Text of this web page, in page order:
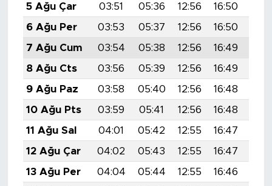
5 Ağu Çar
03:51 05:36 12:56 16:50
6 Ağu Per
03:53 05:37 12:56 16:50
7 Ağu Cum
03:54 05:38 12:56 16:49
8 Ağu Cts
03:56 05:39 12:56 16:49
9 Ağu Paz
03:58 05:40 12:56 16:48
10 Ağu Pts
03:59 05:41 12:56 16:48
11 Ağu Sal
04:01 05:42 12:55 16:47
12 Ağu Çar
04:02 05:43 12:55 16:47
13 Ağu Per
04:04 05:44 12:55 16:46